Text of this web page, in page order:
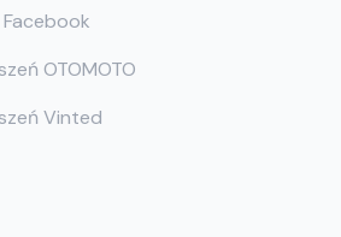
OTOMOTO
Vinted